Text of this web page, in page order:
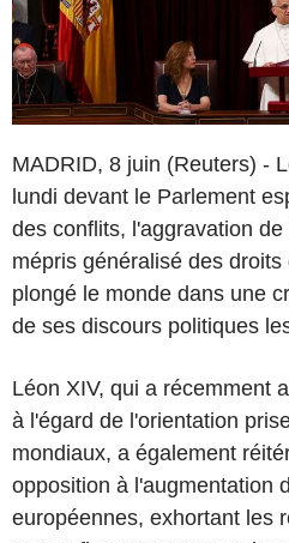
MADRID, 8 juin (Reuters) -
lundi devant le Parlement
des conflits, l'aggravation
mépris généralisé des
plongé le monde dans une
de ses discours politiques
Léon XIV, qui a récemment
à l'égard de l'orientation
mondiaux, a également
opposition à l'augmentation
européennes, exhortant les